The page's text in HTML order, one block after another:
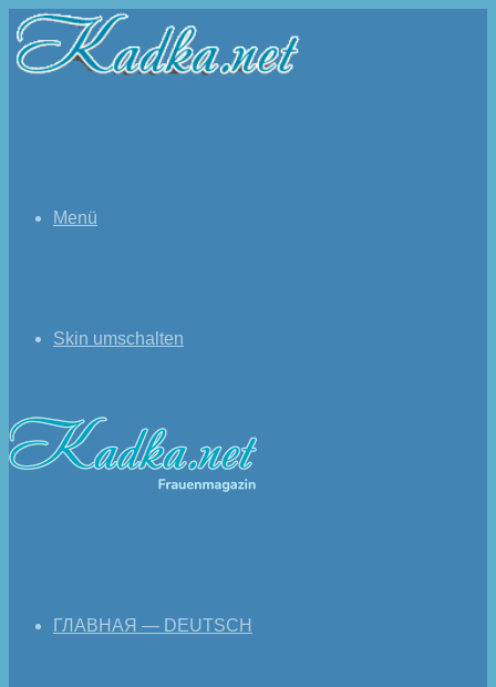
Menü
Skin umschalten
ГЛАВНАЯ — DEUTSCH